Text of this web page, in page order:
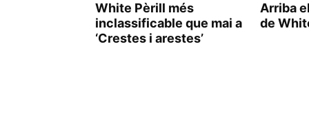
White Pèrill més
inclassificable que mai a
‘Crestes i arestes’
Arriba el
de